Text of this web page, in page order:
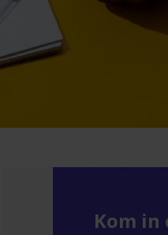
Kom